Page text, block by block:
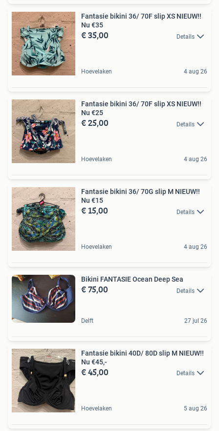
Fantasie bikini 36/ 70F slip XS NIEUW!!
Nu €35
€ 35,00 Details
Hoevelaken 4 aug 26
Fantasie bikini 36/ 70F slip XS NIEUW!!
Nu €25
€ 25,00 Details
Hoevelaken 4 aug 26
Fantasie bikini 36/ 70G slip M NIEUW!!
Nu €15
€ 15,00 Details
Hoevelaken 4 aug 26
Bikini FANTASIE Ocean Deep Sea
€ 75,00 Details
Delft 27 jul 26
Fantasie bikini 40D/ 80D slip M NIEUW!!
Nu €45,-
€ 45,00 Details
Hoevelaken 5 aug 26